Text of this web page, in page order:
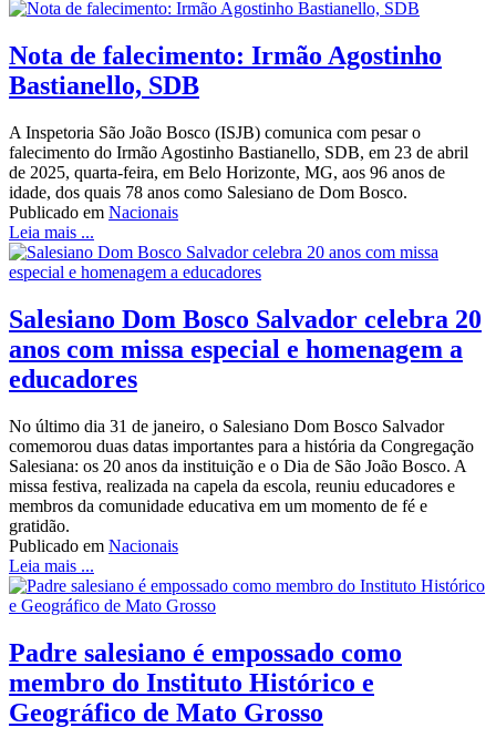
Nota de falecimento: Irmão Agostinho
Bastianello, SDB
A Inspetoria São João Bosco (ISJB) comunica com pesar o
falecimento do Irmão Agostinho Bastianello, SDB, em 23 de abril
de 2025, quarta-feira, em Belo Horizonte, MG, aos 96 anos de
idade, dos quais 78 anos como Salesiano de Dom Bosco.
Publicado em Nacionais
Leia mais ...
Salesiano Dom Bosco Salvador celebra 20
anos com missa especial e homenagem a
educadores
No último dia 31 de janeiro, o Salesiano Dom Bosco Salvador
comemorou duas datas importantes para a história da Congregação
Salesiana: os 20 anos da instituição e o Dia de São João Bosco. A
missa festiva, realizada na capela da escola, reuniu educadores e
membros da comunidade educativa em um momento de fé e
gratidão.
Publicado em Nacionais
Leia mais ...
Padre salesiano é empossado como
membro do Instituto Histórico e
Geográfico de Mato Grosso